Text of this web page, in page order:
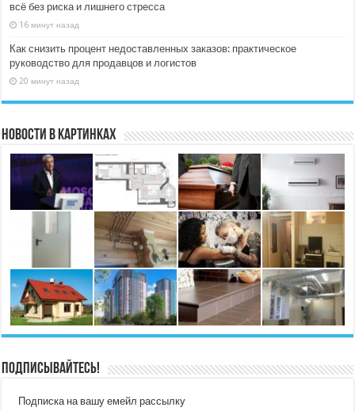
всё без риска и лишнего стресса
16 минут назад
Как снизить процент недоставленных заказов: практическое
руководство для продавцов и логистов
20 минут назад
Новости в картинках
Подписывайтесь!
Подписка на вашу емейл рассылку